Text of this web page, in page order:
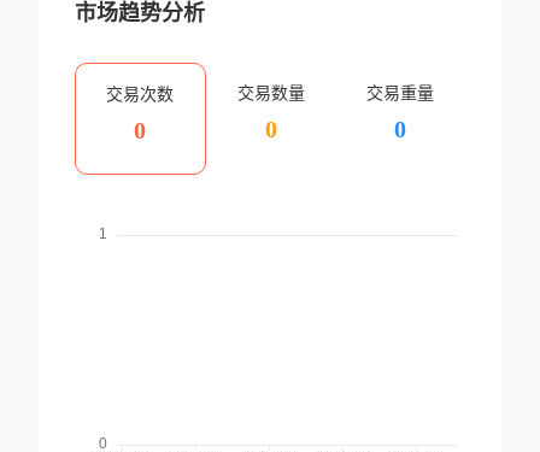
市场趋势分析
交易次数
0
交易数量
0
交易重量
0